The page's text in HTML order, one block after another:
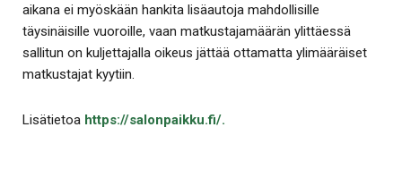
aikana ei myöskään hankita lisäautoja mahdollisille
täysinäisille vuoroille, vaan matkustajamäärän ylittäessä
sallitun on kuljettajalla oikeus jättää ottamatta ylimääräiset
matkustajat kyytiin.
Lisätietoa https://salonpaikku.fi/.